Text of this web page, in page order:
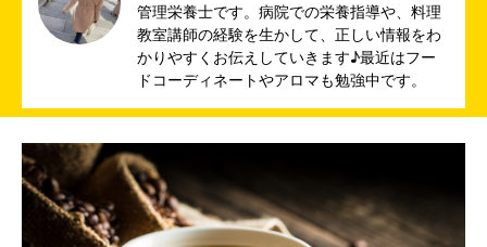
管理栄養士です。病院での栄養指導や、料理
教室講師の経験を生かして、正しい情報をわ
かりやすくお伝えしていきます♪最近はフー
ドコーディネートやアロマも勉強中です。